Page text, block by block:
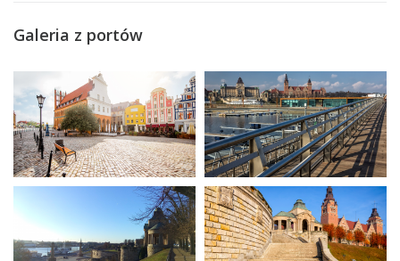
Galeria z portów